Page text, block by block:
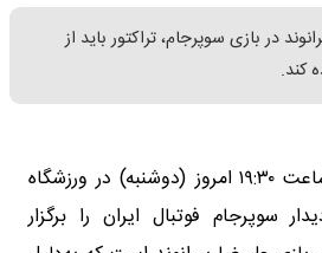
در بازی سوپرجام، تراکتور باید از
کند.
تراکتور و استقلال از ساعت ۱۹:۳۰ امروز (دوشنبه) در ورزشگاه
سوپرجام فوتبال ایران را برگزار